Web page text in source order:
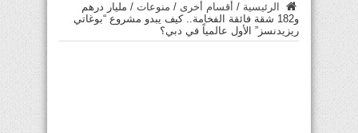
الرئيسية / أقسام أخرى / منوعات / مليار درهم
و182 شقة فائقة الفخامة.. كيف يبدو مشروع “بوغاتي
ريزيدنسز” الأول عالمياً في دبي؟